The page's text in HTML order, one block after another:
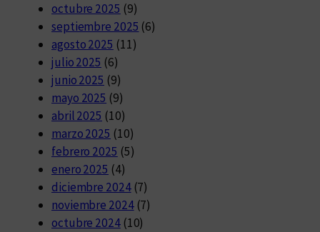
octubre 2025 (9)
septiembre 2025 (6)
agosto 2025 (11)
julio 2025 (6)
junio 2025 (9)
mayo 2025 (9)
abril 2025 (10)
marzo 2025 (10)
febrero 2025 (5)
enero 2025 (4)
diciembre 2024(7)
noviembre 2024(7)
octubre 2024(10)